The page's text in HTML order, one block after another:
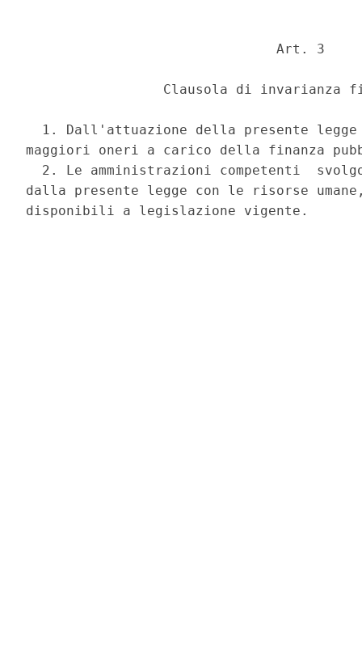
                               Art. 3
Clausola di invarianza
1. Dall'attuazione della presente
maggiori oneri a carico della finanza
2. Le amministrazioni competenti
dalla presente legge con le risorse